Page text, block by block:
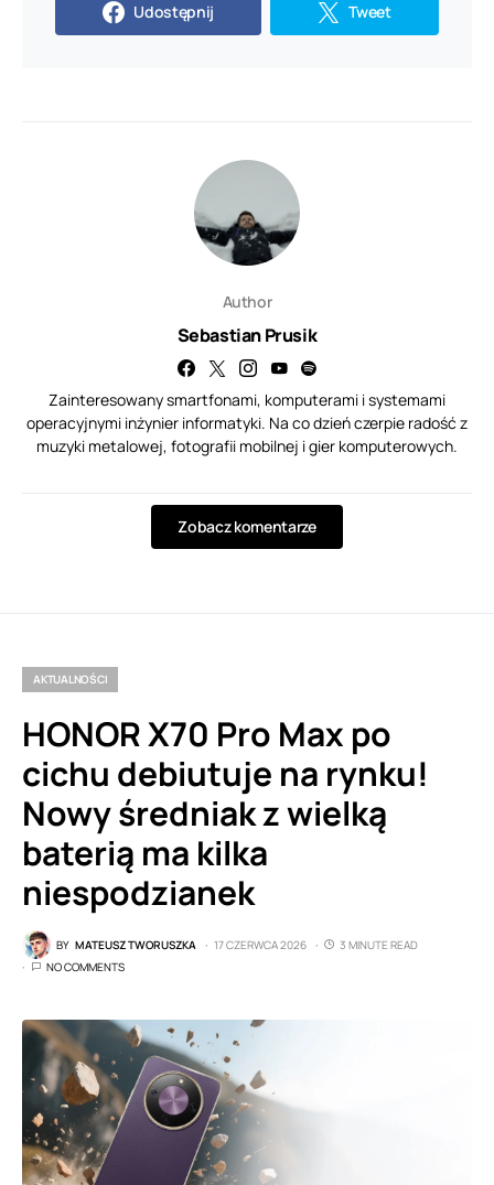
Udostępnij Tweet
Author
Sebastian Prusik
Zainteresowany smartfonami, komputerami i systemami
operacyjnymi inżynier informatyki. Na co dzień czerpie radość z
muzyki metalowej, fotografii mobilnej i gier komputerowych.
Zobacz komentarze
AKTUALNOŚCI
HONOR X70 Pro Max po
cichu debiutuje na rynku!
Nowy średniak z wielką
baterią ma kilka
niespodzianek
BY MATEUSZ TWORUSZKA 17 CZERWCA 2026
3 MINUTE READ
NO COMMENTS